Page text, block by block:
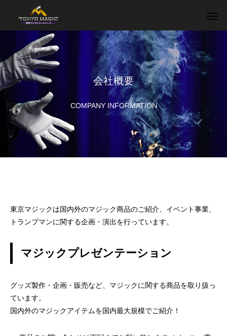
会社概要
COMPANY INFORMATION
東京マジックは国内外のマジック商品のご紹介、イベント事業、
トランプマンに関する企画・演出を行っています。
マジックプレゼンテーション
グッズ製作・企画・販売など、マジックに関する商品を取り扱っ
ています。
国内外のマジックアイテムを国内最大規模でご紹介！